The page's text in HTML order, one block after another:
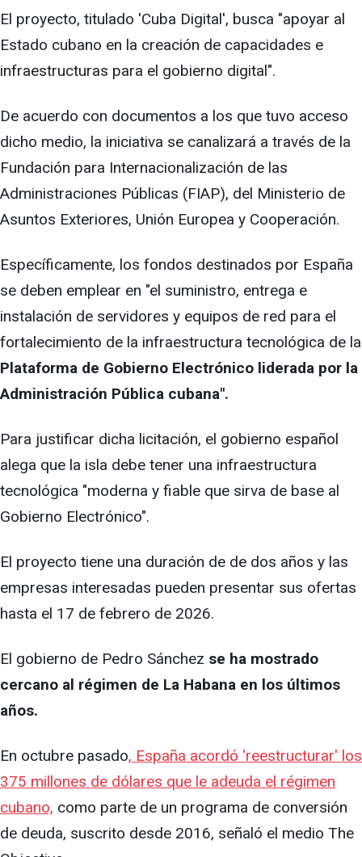
El proyecto, titulado 'Cuba Digital', busca "apoyar al
Estado cubano en la creación de capacidades e
infraestructuras para el gobierno digital".
De acuerdo con documentos a los que tuvo acceso
dicho medio, la iniciativa se canalizará a través de la
Fundación para Internacionalización de las
Administraciones Públicas (FIAP), del Ministerio de
Asuntos Exteriores, Unión Europea y Cooperación.
Específicamente, los fondos destinados por España
se deben emplear en "el suministro, entrega e
instalación de servidores y equipos de red para el
fortalecimiento de la infraestructura tecnológica de la
Plataforma de Gobierno Electrónico liderada por la
Administración Pública cubana".
Para justificar dicha licitación, el gobierno español
alega que la isla debe tener una infraestructura
tecnológica "moderna y fiable que sirva de base al
Gobierno Electrónico".
El proyecto tiene una duración de de dos años y las
empresas interesadas pueden presentar sus ofertas
hasta el 17 de febrero de 2026.
El gobierno de Pedro Sánchez se ha mostrado
cercano al régimen de La Habana en los últimos
años.
En octubre pasado, España acordó 'reestructurar' los
375 millones de dólares que le adeuda el régimen
cubano, como parte de un programa de conversión
de deuda, suscrito desde 2016, señaló el medio The